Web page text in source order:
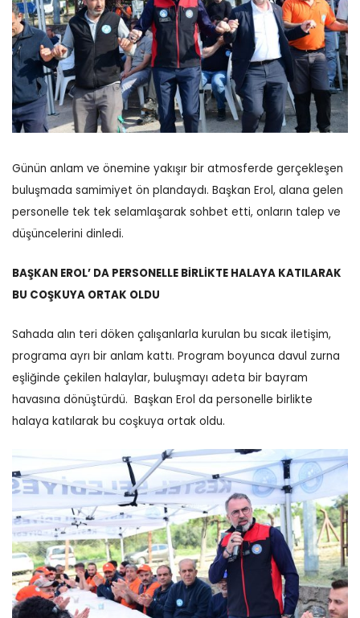
Günün anlam ve önemine yakışır bir atmosferde gerçekleşen
buluşmada samimiyet ön plandaydı. Başkan Erol, alana gelen
personelle tek tek selamlaşarak sohbet etti, onların talep ve
düşüncelerini dinledi.
BAŞKAN EROL’ DA PERSONELLE BİRLİKTE HALAYA KATILARAK
BU COŞKUYA ORTAK OLDU
Sahada alın teri döken çalışanlarla kurulan bu sıcak iletişim,
programa ayrı bir anlam kattı. Program boyunca davul zurna
eşliğinde çekilen halaylar, buluşmayı adeta bir bayram
havasına dönüştürdü. Başkan Erol da personelle birlikte
halaya katılarak bu coşkuya ortak oldu.